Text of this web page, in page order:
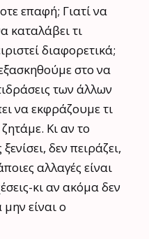
επαφή; Γιατί να
καταλάβει τι
διαφορετικά;
στο να
των άλλων
να εκφράζουμε τι
Κι αν το
δεν πειράζει,
αλλαγές είναι
κι αν ακόμα δεν
είναι ο